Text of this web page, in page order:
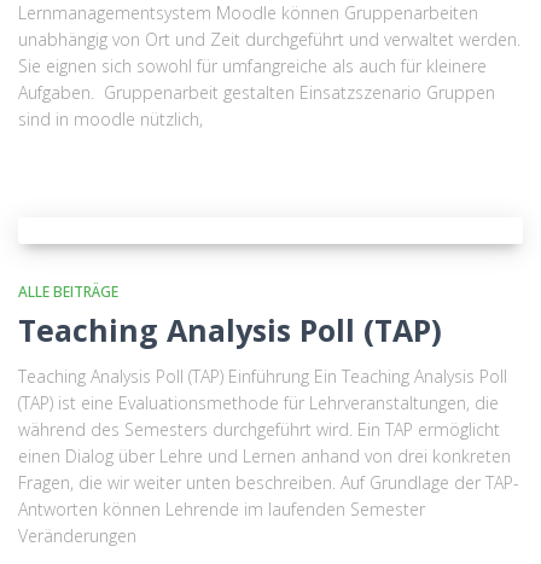
Lernmanagementsystem Moodle können Gruppenarbeiten
unabhängig von Ort und Zeit durchgeführt und verwaltet werden.
Sie eignen sich sowohl für umfangreiche als auch für kleinere
Aufgaben. Gruppenarbeit gestalten Einsatzszenario Gruppen
sind in moodle nützlich,
ALLE BEITRÄGE
Teaching Analysis Poll (TAP)
Teaching Analysis Poll (TAP) Einführung Ein Teaching Analysis Poll
(TAP) ist eine Evaluationsmethode für Lehrveranstaltungen, die
während des Semesters durchgeführt wird. Ein TAP ermöglicht
einen Dialog über Lehre und Lernen anhand von drei konkreten
Fragen, die wir weiter unten beschreiben. Auf Grundlage der TAP-
Antworten können Lehrende im laufenden Semester
Veränderungen